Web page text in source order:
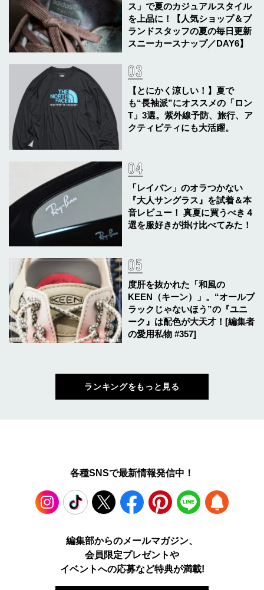
ス」で夏のカジュアルスタイル
を上品に！【人気ショップ＆ブ
ランドスタッフの夏の毎日更新
スニーカースナップ／DAY6】
【とにかく涼しい！】夏で
も“長袖派”にオススメの「ロン
T」3選。紫外線予防、旅行、ア
クティビティにも大活躍。
「レイバン」のオラつかない
『大人サングラス』を試着＆本
音レビュー！ 真夏に買うべき４
選を服好きが掛け比べてみた！
度肝を抜かれた「和風の
KEEN（キーン）」。“オールブ
ラックじゃないほう”の『ユニ
ーク』は配色が大天才！[編集者
の愛用私物 #357]
ランキングをもっと見る
各種SNSで最新情報発信中！
TikTok Facebook Pinterest LINE
編集部からのメールマガジン、
会員限定プレゼントや
イベントへの応募など特典が満載!